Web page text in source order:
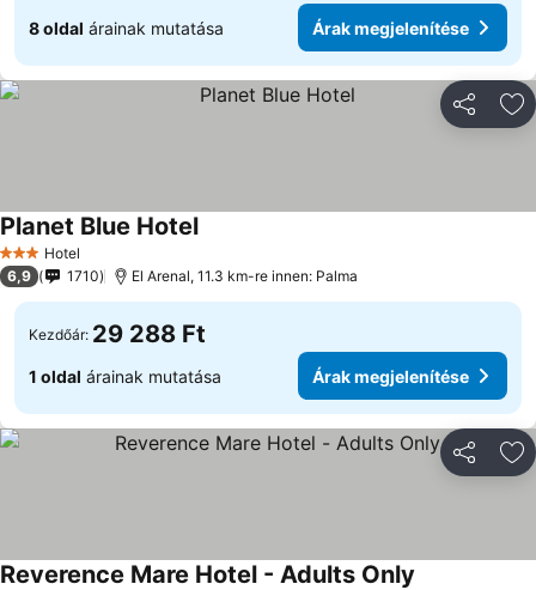
8 oldal árainak mutatása Árak megjelenítése
3 Kategória
Hotel
Planet Blue Hotel
6,9 1710 El Arenal, 11.3 km-re innen: Palma
Kezdőár: 29 288 Ft
1 oldal árainak mutatása Árak megjelenítése
Reverence Mare Hotel - Adults Only